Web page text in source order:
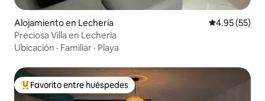
Alojamiento en Lechería Calificación
4.95 (55)
Preciosa Villa en Lecheria
Ubicación · Familiar · Playa
Favorito entre huéspedes preferido
Favorito entre huéspedes